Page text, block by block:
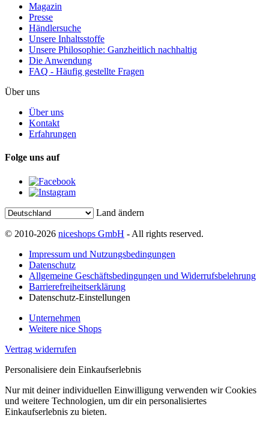
Magazin
Presse
Händlersuche
Unsere Inhaltsstoffe
Unsere Philosophie: Ganzheitlich nachhaltig
Die Anwendung
FAQ - Häufig gestellte Fragen
Über uns
Über uns
Kontakt
Erfahrungen
Folge uns auf
Land ändern
© 2010-2026 niceshops GmbH - All rights reserved.
Impressum und Nutzungsbedingungen
Datenschutz
Allgemeine Geschäftsbedingungen und Widerrufsbelehrung
Barrierefreiheitserklärung
Datenschutz-Einstellungen
Unternehmen
Weitere nice Shops
Vertrag widerrufen
Personalisiere dein Einkaufserlebnis
Nur mit deiner individuellen Einwilligung verwenden wir Cookies
und weitere Technologien, um dir ein personalisiertes
Einkaufserlebnis zu bieten.